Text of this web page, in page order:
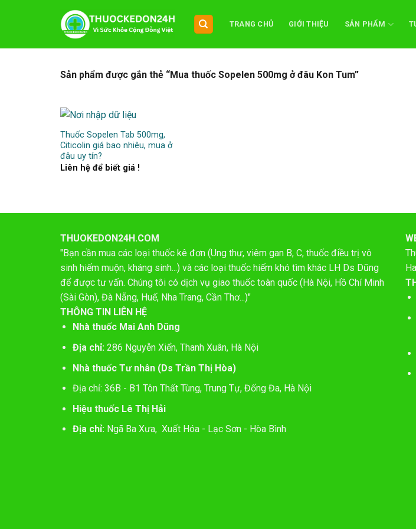
dung
TRANG CHỦ GIỚI THIỆU SẢN PHẨM
Sản phẩm được gắn thẻ “Mua thuốc Sopelen 500mg ở đâu Kon Tum”
Thuốc Sopelen Tab 500mg,
Citicolin giá bao nhiêu, mua ở
đâu uy tín?
Liên hệ để biết giá !
THUOKEDON24H.COM
"Bạn cần mua các loại thuốc kê đơn (Ung thư, viêm gan B, C, thuốc điều trị vô
sinh hiếm muộn, kháng sinh...) và các loại thuốc hiếm khó tìm khác LH Ds Dũng
để được tư vấn. Chúng tôi có dịch vụ giao thuốc toàn quốc (Hà Nội, Hồ Chí Minh
(Sài Gòn), Đà Nẵng, Huế, Nha Trang, Cần Thơ...)"
THÔNG TIN LIÊN HỆ
Nhà thuốc Mai Anh Dũng
Địa chỉ:286 Nguyễn Xiển, Thanh Xuân, Hà Nội
Nhà thuốc Tư nhân (Ds Trần Thị Hòa)
Địa chỉ: 36B - B1 Tôn Thất Tùng, Trung Tự, Đống Đa, Hà Nội
Hiệu thuốc Lê Thị Hải
Địa chỉ: Ngã Ba Xưa, Xuất Hóa - Lạc Sơn - Hòa Bình